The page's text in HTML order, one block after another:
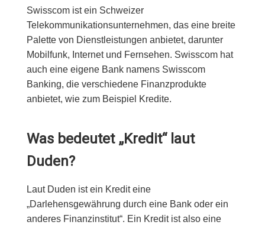
Swisscom ist ein Schweizer
Telekommunikationsunternehmen, das eine breite
Palette von Dienstleistungen anbietet, darunter
Mobilfunk, Internet und Fernsehen. Swisscom hat
auch eine eigene Bank namens Swisscom
Banking, die verschiedene Finanzprodukte
anbietet, wie zum Beispiel Kredite.
Was bedeutet „Kredit“ laut
Duden?
Laut Duden ist ein Kredit eine
„Darlehensgewährung durch eine Bank oder ein
anderes Finanzinstitut“. Ein Kredit ist also eine